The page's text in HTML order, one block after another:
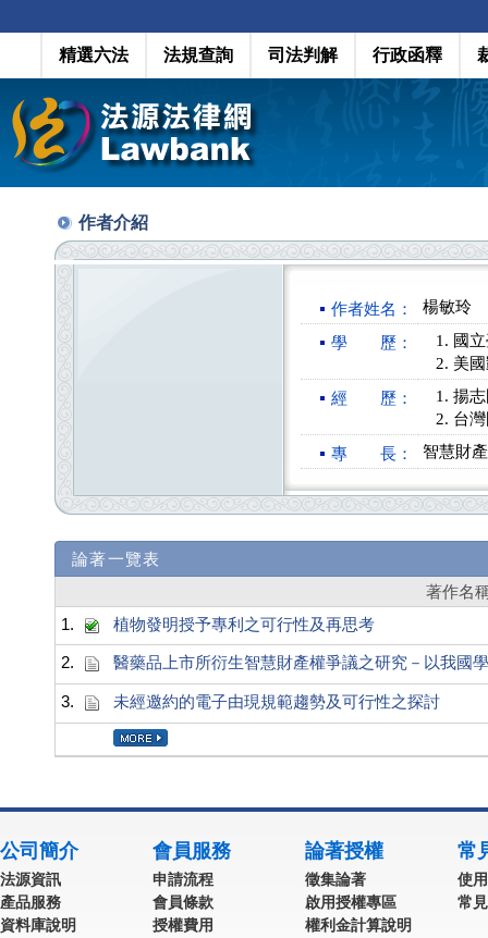
精選六法 法規查詢 司法判解 行政函釋
作者介紹
作者姓名： 楊敏玲
學 歷：
國
美
經 歷：
揚
台
專 長：
智慧財
論著一覽表
著作名
1.
植物發明授予專利之可行性及再思考
2. 醫藥品上市所衍生智慧財產權爭議之研究－以我國
3. 未經邀約的電子由現規範趨勢及可行性之探討
公司簡介
法源資訊
產品服務
資料庫說明
會員服務
申請流程
會員條款
授權費用
論著授權
徵集論著
啟用授權專區
權利金計算說明
常
使
常